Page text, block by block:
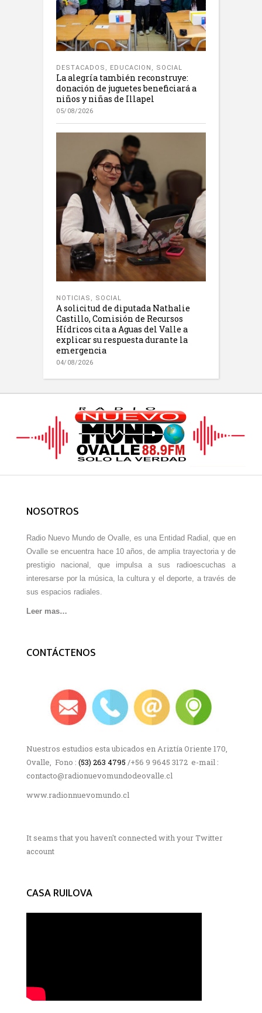
DESTACADOS , EDUCACION , SOCIAL
La alegría también reconstruye:
donación de juguetes beneficiará a
niños y niñas de Illapel
05/08/2026
NOTICIAS , SOCIAL
A solicitud de diputada Nathalie
Castillo, Comisión de Recursos
Hídricos cita a Aguas del Valle a
explicar su respuesta durante la
emergencia
04/08/2026
NOSOTROS
Radio Nuevo Mundo de Ovalle, es una Entidad Radial, que en
Ovalle se encuentra hace 10 años, de amplia trayectoria y de
prestigio nacional, que impulsa a sus radioescuchas a
interesarse por la música, la cultura y el deporte, a través de
sus espacios radiales.
Leer mas…
CONTÁCTENOS
Nuestros estudios esta ubicados en Ariztía Oriente 170,
Ovalle, Fono : (53) 263 4795 /+56 9 9645 3172 e-mail :
contacto@radionuevomundodeovalle.cl
www.radionnuevomundo.cl
It seams that you haven't connected with your Twitter
account
CASA RUILOVA